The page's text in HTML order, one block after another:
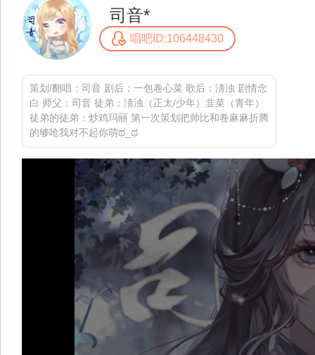
司音*
唱吧ID:106448430
策划/翻唱：司音 剧后：一包卷心菜 歌后：淸浊 剧情念
白 师父：司音 徒弟：淸浊（正太/少年）韭菜（青年）
徒弟的徒弟：炒鸡玛丽 第一次策划把帅比和卷麻麻折腾
的够呛我对不起你萌ಥ_ಥ